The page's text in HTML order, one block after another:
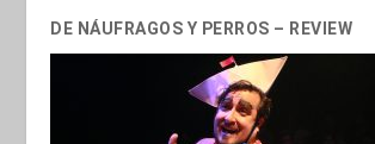
DE NÁUFRAGOS Y PERROS – REVIEW